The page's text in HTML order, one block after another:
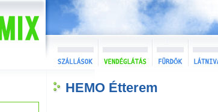
HEMO Étterem